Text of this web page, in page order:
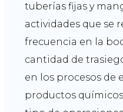
tuberías fijas y
actividades que se
frecuencia en la
cantidad de
en los procesos de
productos